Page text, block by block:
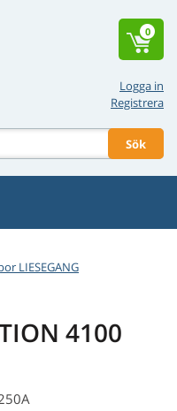
Logga in
Registrera
Sök
0
LIESEGANG
4100